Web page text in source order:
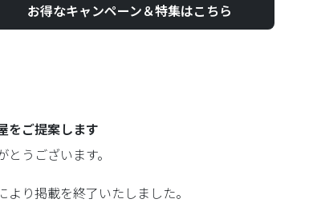
お得なキャンペーン＆特集はこちら
をご提案します
うございます。
り掲載を終了いたしました。